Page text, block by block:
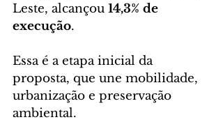
Leste, alcançou 14,3% de
execução.
Essa é a etapa inicial da
proposta, que une mobilidade,
urbanização e preservação
ambiental.